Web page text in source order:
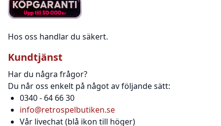
Hos oss handlar du säkert.
Kundtjänst
Har du några frågor?
Du når oss enkelt på något av följande sätt:
0340 - 64 66 30
info@retrospelbutiken.se
Vår livechat (blå ikon till höger)